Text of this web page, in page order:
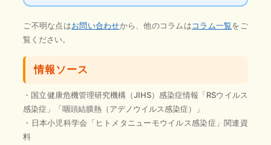
ご不明な点はお問い合わせから、他のコラムはコラム一覧をご
覧ください。
情報ソース
・国立健康危機管理研究機構（JIHS）感染症情報「RSウイルス
感染症」「咽頭結膜熱（アデノウイルス感染症）」
・日本小児科学会「ヒトメタニューモウイルス感染症」関連資
料